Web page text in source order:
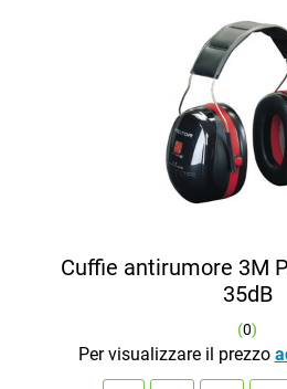
Cuffie antirumore 3M
35dB
(0)
Per visualizzare il prezzo